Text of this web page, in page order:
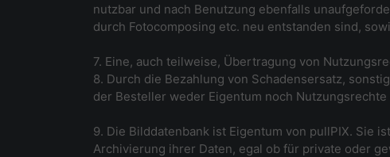
nutzbar und nach Benutzung ebenfalls
durch Fotocomposing etc. neu entstanden sind,
7. Eine, auch teilweise, Übertragung von
8. Durch die Bezahlung von Schadensersatz,
der Besteller weder Eigentum noch
9. Die Bilddatenbank ist Eigentum von pullPIX. Sie
Archivierung ihrer Daten, egal ob für private oder